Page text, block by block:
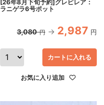
[26年8月下旬予約]グレビレア：
ラニゲラ6号ポット
3,080 円 2,987 円
お気に入り追加
カートに入れる